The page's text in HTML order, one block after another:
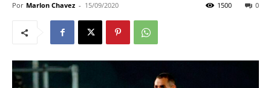
Por Marlon Chavez - 15/09/2020 0
1500